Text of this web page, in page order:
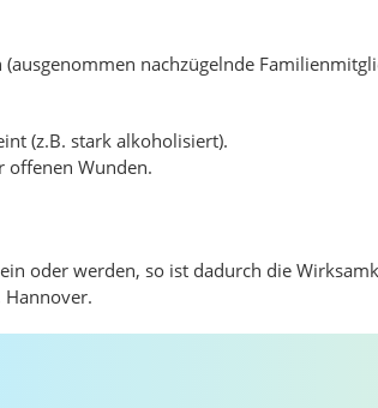
nachzügelnde
(z.B. stark alkoholisiert).
offenen Wunden.
oder werden, so ist dadurch die
Hannover.